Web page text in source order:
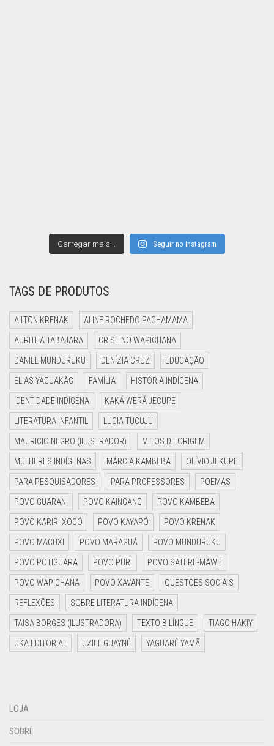
Carregar mais... Seguir no Instagram
TAGS DE PRODUTOS
AILTON KRENAK ALINE ROCHEDO PACHAMAMA
AURITHA TABAJARA CRISTINO WAPICHANA
DANIEL MUNDURUKU DENÍZIA CRUZ EDUCAÇÃO
ELIAS YAGUAKÃG FAMÍLIA HISTÓRIA INDÍGENA
IDENTIDADE INDÍGENA KAKÁ WERÁ JECUPE
LITERATURA INFANTIL LUCIA TUCUJU
MAURICIO NEGRO (ILUSTRADOR) MITOS DE ORIGEM
MULHERES INDÍGENAS MÁRCIA KAMBEBA OLÍVIO JEKUPE
PARA PESQUISADORES PARA PROFESSORES POEMAS
POVO GUARANI POVO KAINGANG POVO KAMBEBA
POVO KARIRI XOCÓ POVO KAYAPÓ POVO KRENAK
POVO MACUXI POVO MARAGUÁ POVO MUNDURUKU
POVO POTIGUARA POVO PURI POVO SATERE-MAWE
POVO WAPICHANA POVO XAVANTE QUESTÕES SOCIAIS
REFLEXÕES SOBRE LITERATURA INDÍGENA
TAISA BORGES (ILUSTRADORA) TEXTO BILÍNGUE TIAGO HAKIY
UKA EDITORIAL UZIEL GUAYNÊ YAGUARÊ YAMÃ
LOJA
SOBRE